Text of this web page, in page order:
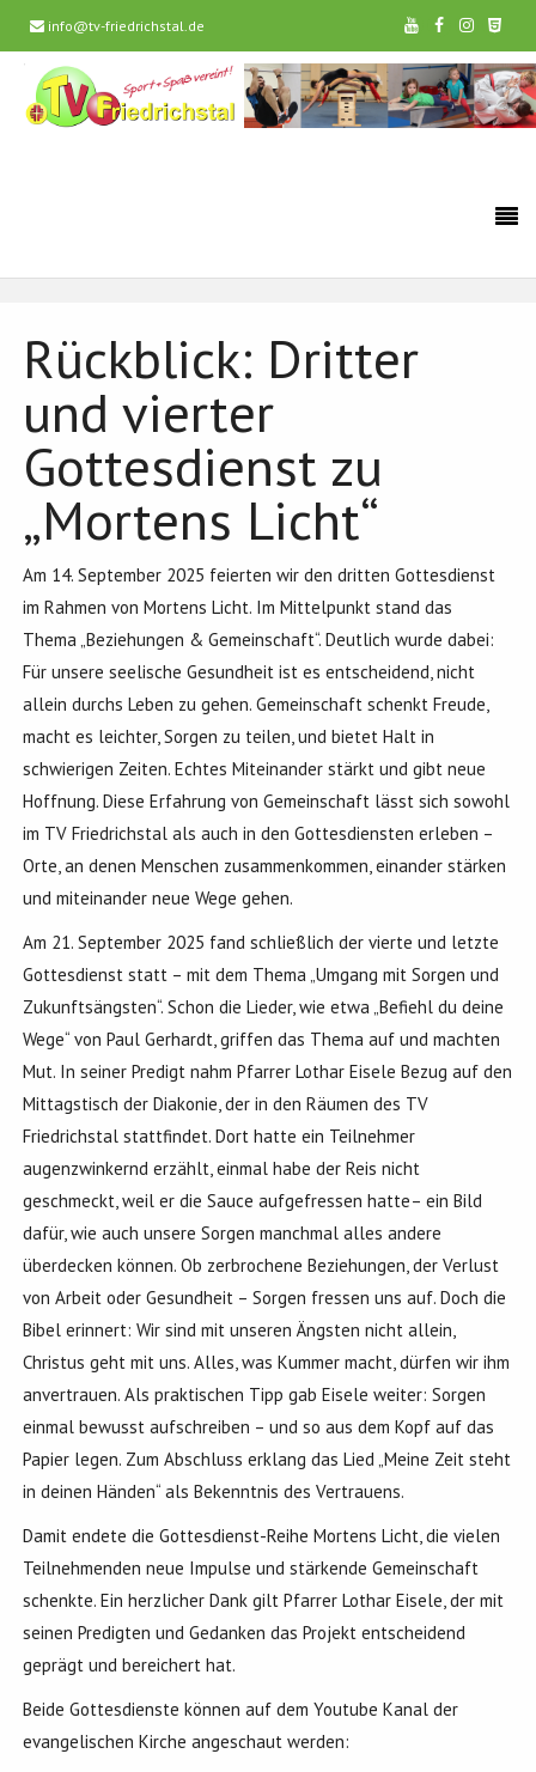
info@tv-friedrichstal.de
Rückblick: Dritter
und vierter
Gottesdienst zu
„Mortens Licht“
Am 14. September 2025 feierten wir den dritten Gottesdienst
im Rahmen von Mortens Licht. Im Mittelpunkt stand das
Thema „Beziehungen & Gemeinschaft“. Deutlich wurde dabei:
Für unsere seelische Gesundheit ist es entscheidend, nicht
allein durchs Leben zu gehen. Gemeinschaft schenkt Freude,
macht es leichter, Sorgen zu teilen, und bietet Halt in
schwierigen Zeiten. Echtes Miteinander stärkt und gibt neue
Hoffnung. Diese Erfahrung von Gemeinschaft lässt sich sowohl
im TV Friedrichstal als auch in den Gottesdiensten erleben –
Orte, an denen Menschen zusammenkommen, einander stärken
und miteinander neue Wege gehen.
Am 21. September 2025 fand schließlich der vierte und letzte
Gottesdienst statt – mit dem Thema „Umgang mit Sorgen und
Zukunftsängsten“. Schon die Lieder, wie etwa „Befiehl du deine
Wege“ von Paul Gerhardt, griffen das Thema auf und machten
Mut. In seiner Predigt nahm Pfarrer Lothar Eisele Bezug auf den
Mittagstisch der Diakonie, der in den Räumen des TV
Friedrichstal stattfindet. Dort hatte ein Teilnehmer
augenzwinkernd erzählt, einmal habe der Reis nicht
geschmeckt, weil er die Sauce aufgefressen hatte– ein Bild
dafür, wie auch unsere Sorgen manchmal alles andere
überdecken können. Ob zerbrochene Beziehungen, der Verlust
von Arbeit oder Gesundheit – Sorgen fressen uns auf. Doch die
Bibel erinnert: Wir sind mit unseren Ängsten nicht allein,
Christus geht mit uns. Alles, was Kummer macht, dürfen wir ihm
anvertrauen. Als praktischen Tipp gab Eisele weiter: Sorgen
einmal bewusst aufschreiben – und so aus dem Kopf auf das
Papier legen. Zum Abschluss erklang das Lied „Meine Zeit steht
in deinen Händen“ als Bekenntnis des Vertrauens.
Damit endete die Gottesdienst-Reihe Mortens Licht, die vielen
Teilnehmenden neue Impulse und stärkende Gemeinschaft
schenkte. Ein herzlicher Dank gilt Pfarrer Lothar Eisele, der mit
seinen Predigten und Gedanken das Projekt entscheidend
geprägt und bereichert hat.
Beide Gottesdienste können auf dem Youtube Kanal der
evangelischen Kirche angeschaut werden: